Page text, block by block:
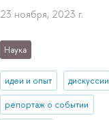
23 ноября, 2023 г.
Наука
идеи и опыт дискуссии
репортаж о событии